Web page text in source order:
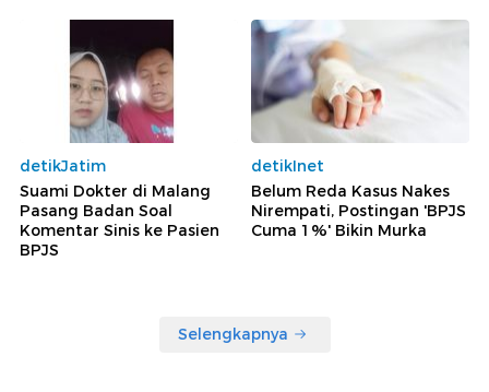
detikJatim
Suami Dokter di Malang
Pasang Badan Soal
Komentar Sinis ke Pasien
BPJS
detikInet
Belum Reda Kasus Nakes
Nirempati, Postingan 'BPJS
Cuma 1%' Bikin Murka
Selengkapnya